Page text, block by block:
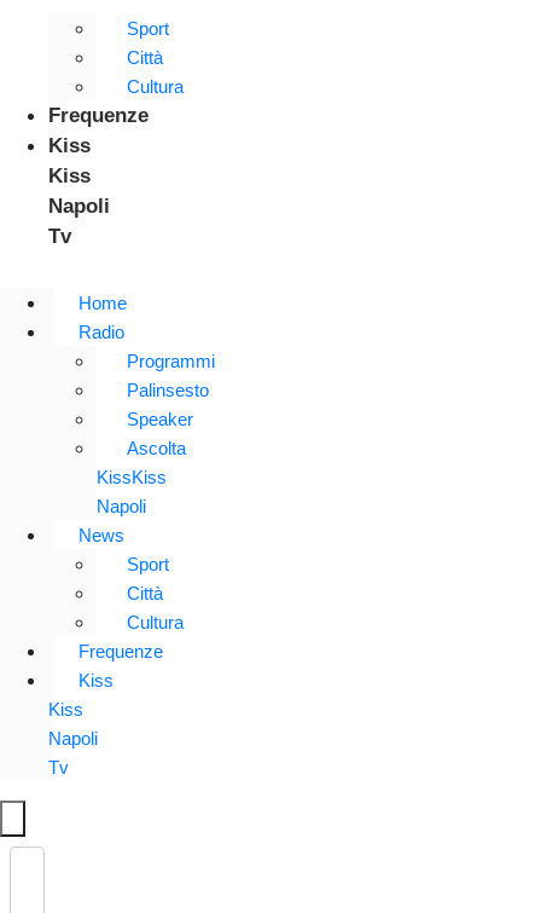
Sport
Città
Cultura
Frequenze
Kiss
Kiss
Napoli
Tv
Home
Radio
Programmi
Palinsesto
Speaker
Ascolta
KissKiss
Napoli
News
Sport
Città
Cultura
Frequenze
Kiss
Kiss
Napoli
Tv